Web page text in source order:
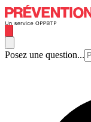
Posez une question...